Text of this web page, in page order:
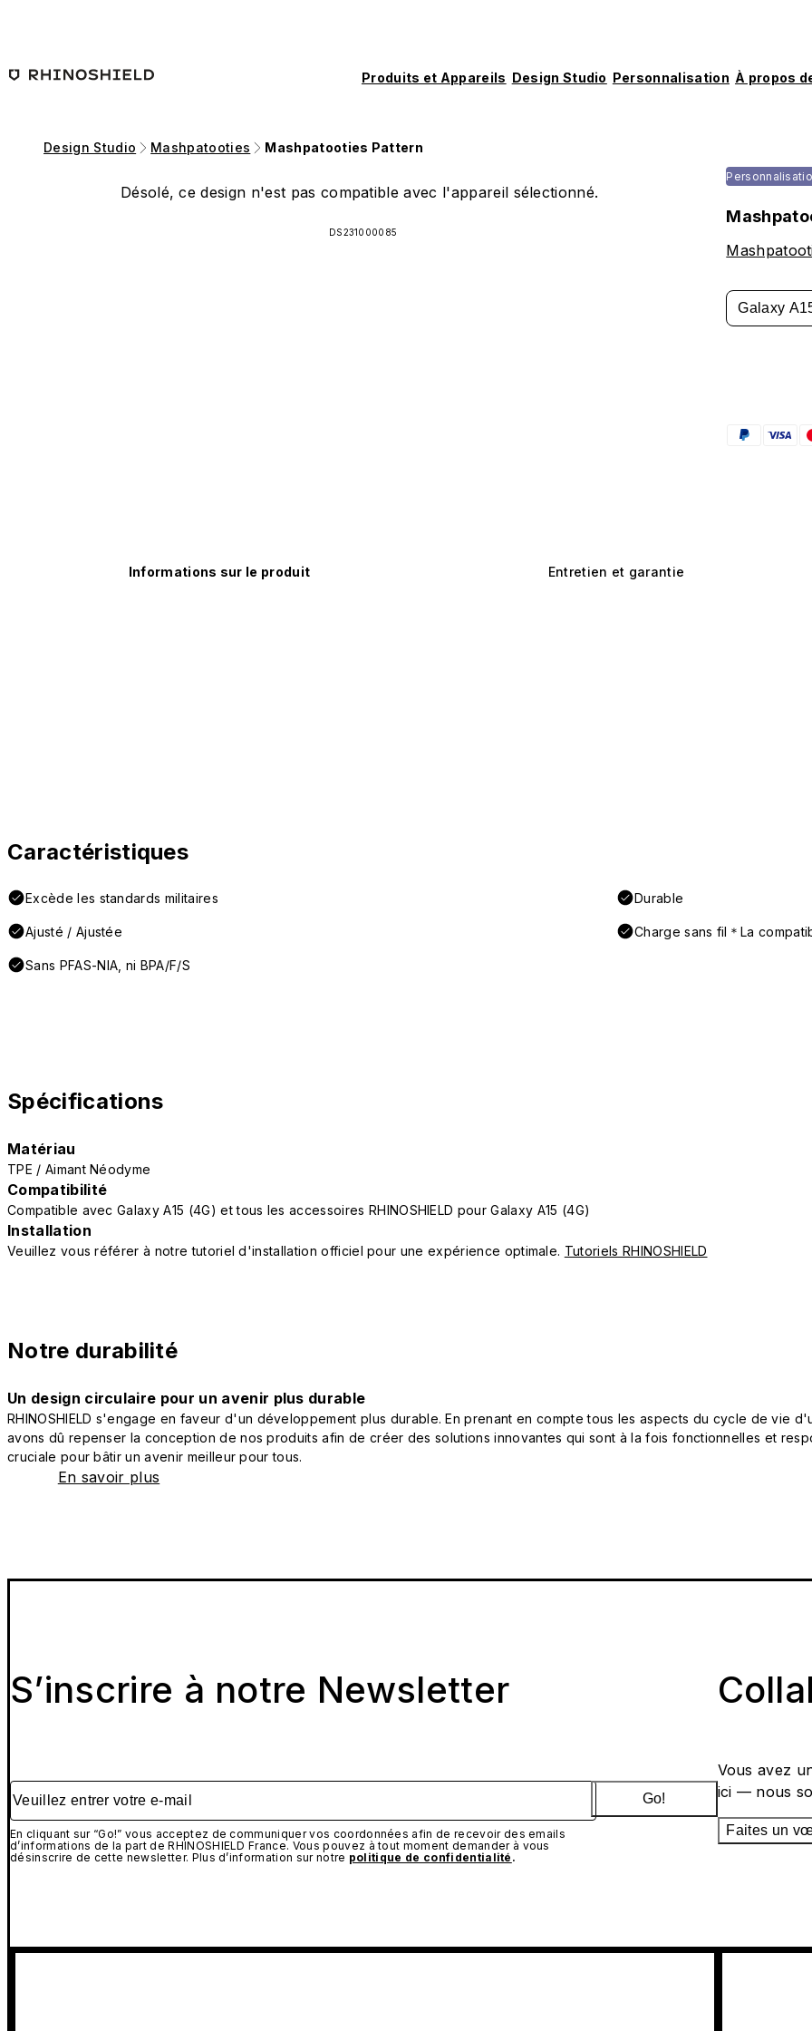
Produits et Appareils Design Studio Personnalisation À propos
Design Studio Mashpatooties Mashpatooties Pattern
Désolé, ce design n'est pas compatible avec l'appareil sélectionné.
DS231000085
Galaxy
Informations sur le produit Entretien et garantie
Caractéristiques
Excède les standards militaires Durable
Ajusté / Ajustée Charge sans fil＊La
Sans PFAS-NIA, ni BPA/F/S
Spécifications
Matériau
TPE / Aimant Néodyme
Compatibilité
Compatible avec Galaxy A15 (4G) et tous les accessoires RHINOSHIELD pour Galaxy A15 (4G)
Installation
Veuillez vous référer à notre tutoriel d'installation officiel pour une expérience optimale. Tutoriels RHINOSHIELD
Notre durabilité
Un design circulaire pour un avenir plus durable
RHINOSHIELD s'engage en faveur d'un développement plus durable. En prenant en compte tous les aspects du cycle de vie
avons dû repenser la conception de nos produits afin de créer des solutions innovantes qui sont à la fois fonctionnelles et
cruciale pour bâtir un avenir meilleur pour tous.
En savoir plus
S’inscrire à notre Newsletter
Veuillez entrer votre e-mail
En cliquant sur “Go!” vous acceptez de communiquer vos coordonnées afin de recevoir des emails
d’informations de la part de RHINOSHIELD France. Vous pouvez à tout moment demander à vous
désinscrire de cette newsletter. Plus d’information sur notre politique de confidentialité .
Go!
Vous avez
ici — nous
Faites un